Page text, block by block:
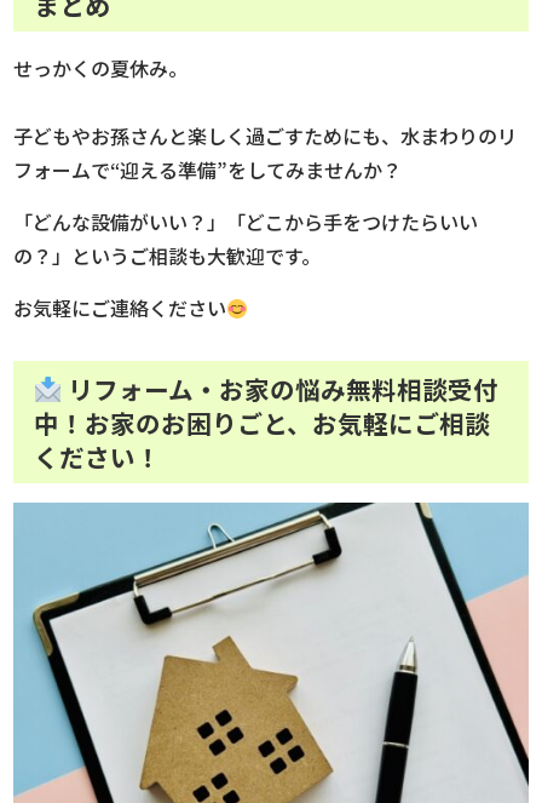
せっかくの夏休み。
子どもやお孫さんと楽しく過ごすためにも、水まわりのリ
フォームで“迎える準備”をしてみませんか？
「どんな設備がいい？」「どこから手をつけたらいい
の？」というご相談も大歓迎です。
お気軽にご連絡ください
リフォーム・お家の悩み無料相談受付
中！ お家のお困りごと、お気軽にご相談
ください！